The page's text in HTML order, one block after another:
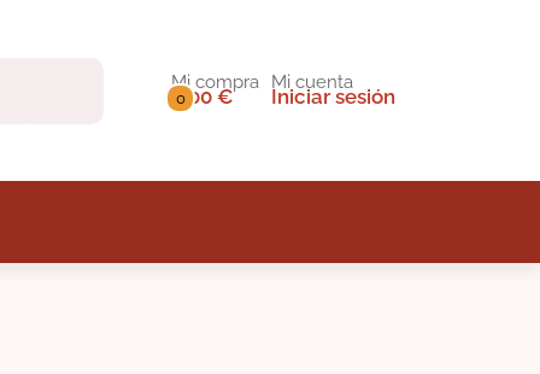
0
Mi compra
0,00 €
Mi cuenta
Iniciar sesión